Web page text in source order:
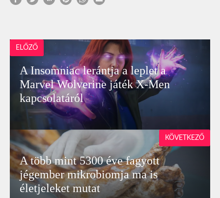
ELŐZŐ
A Insomniac lerántja a leplet a
Marvel Wolverine játék X-Men
kapcsolatáról
A több mint 5300 éve fagyott
jégember mikrobiomja ma is
életjeleket mutat
KÖVETKEZŐ